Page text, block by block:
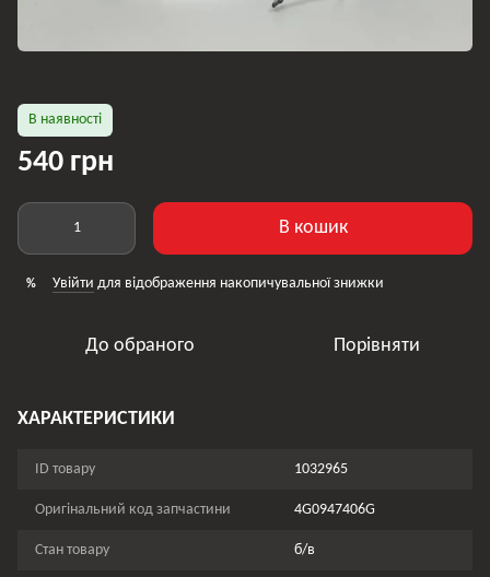
В наявності
540 грн
В кошик
% Увійти для відображення накопичувальної знижки
До обраного Порівняти
ХАРАКТЕРИСТИКИ
ID товару 1032965
Оригінальний код запчастини 4G0947406G
Стан товару б/в